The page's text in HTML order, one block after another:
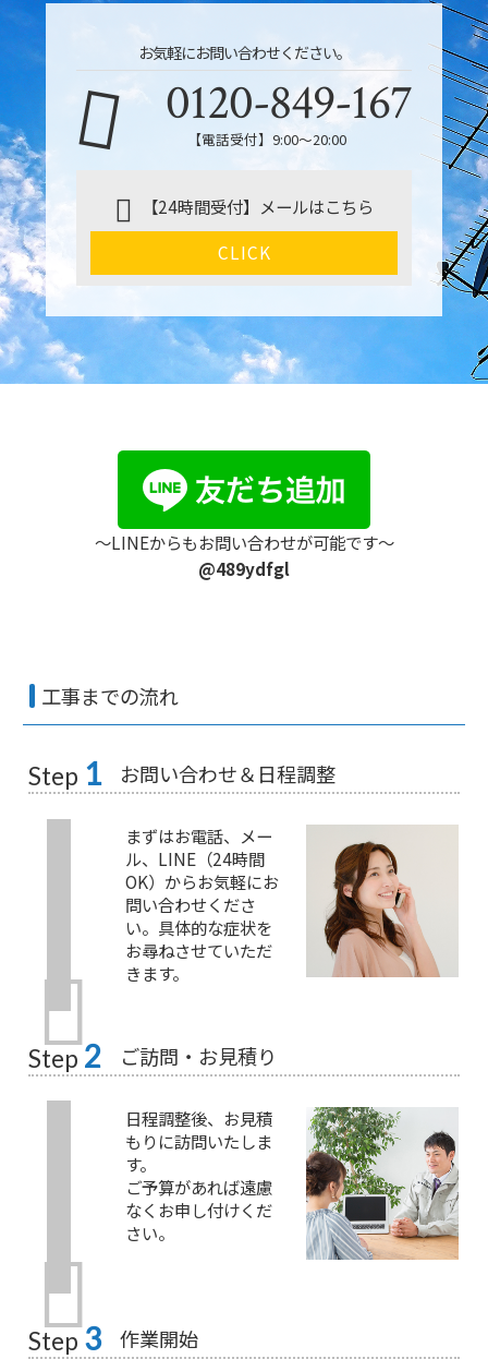
お気軽にお問い合わせください。
0120-849-167
【電話受付】9:00〜20:00
【24時間受付】メールはこちら
CLICK
〜LINEからもお問い合わせが可能です〜
@489ydfgl
工事までの流れ
Step 1 お問い合わせ＆日程調整
まずはお電話、メー
ル、LINE（24時間
OK）からお気軽にお
問い合わせくださ
い。具体的な症状を
お尋ねさせていただ
きます。
Step 2 ご訪問・お見積り
日程調整後、お見積
もりに訪問いたしま
す。
ご予算があれば遠慮
なくお申し付けくだ
さい。
Step 3 作業開始